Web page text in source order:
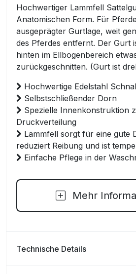
Hochwertiger Lammfell
Anatomischen Form. Für
ausgeprägter Gurtlage, weit
des Pferdes entfernt. Der Gurt
hinten im Ellbogenbereich
zurückgeschnitten. (Gurt ist
Hochwertige Edelstahl
Selbstschließender Dorn
Spezielle Innenkonstruktion
Druckverteilung
Lammfell sorgt für eine gute
reduziert Reibung und ist
Einfache Pflege in der
Mehr
Technische Details